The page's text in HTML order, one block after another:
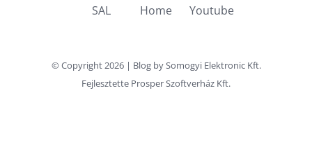
Line
SAL
Somogyi
Home
Channel
Youtube
© Copyright2026 | Blog bySomogyi Elektronic Kft.
Fejlesztette Prosper Szoftverház Kft.